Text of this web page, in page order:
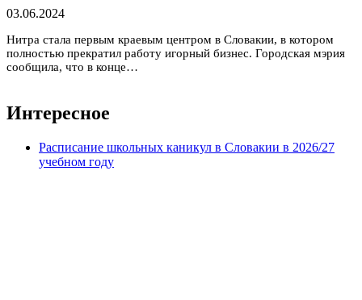
03.06.2024
Нитра стала первым краевым центром в Словакии, в котором
полностью прекратил работу игорный бизнес. Городская мэрия
сообщила, что в конце…
Интересное
Расписание школьных каникул в Словакии в 2026/27
учебном году